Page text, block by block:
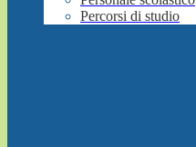
Percorsi di studio